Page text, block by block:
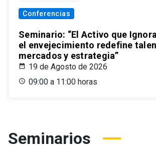
Conferencias
Seminario: “El Activo que
el envejecimiento redefine
mercados y estrategia”
19 de Agosto de 2026
09:00 a 11:00 horas
Seminarios